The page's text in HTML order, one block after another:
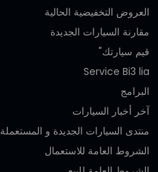
العروض التخفيضية الحالية
مقارنة السيارات الجديدة
قيم سيارتك"
Service Bi3 lia
البرامج
آخر أخبار السيارات
منتدى السيارات الجديدة و المستعملة
الشروط العامة للاستعمال